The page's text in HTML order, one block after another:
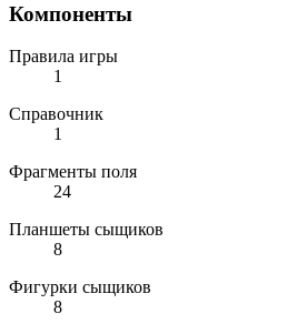
Компоненты
Правила игры
1
Справочник
1
Фрагменты поля
24
Планшеты сыщиков
8
Фигурки сыщиков
8